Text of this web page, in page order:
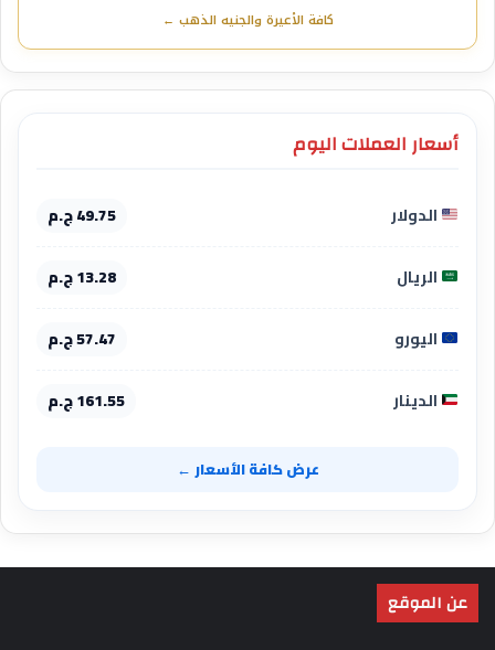
كافة الأعيرة والجنيه الذهب ←
أسعار العملات اليوم
الدولار 49.75 ج.م
الريال 13.28 ج.م
اليورو 57.47 ج.م
الدينار 161.55 ج.م
عرض كافة الأسعار ←
عن الموقع